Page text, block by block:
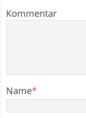
Kommentar
Name*